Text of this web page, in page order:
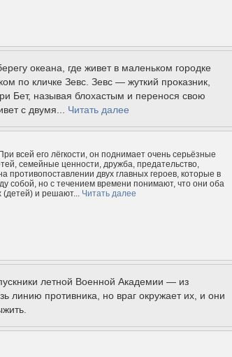
океана, где живет в маленьком городке
по кличке Зевс. Зевс — жуткий проказник,
Бет, называя блохастым и перенося свою
с двумя... Читать далее
всей его лёгкости, он поднимает очень серьёзные
семейные ценности, дружба, предательство,
противопоставлении двух главных героев, которые в
собой, но с течением времени понимают, что они оба
(детей) и решают... Читать далее
летной Военной Академии — из
линию противника, но враг окружает их, и они